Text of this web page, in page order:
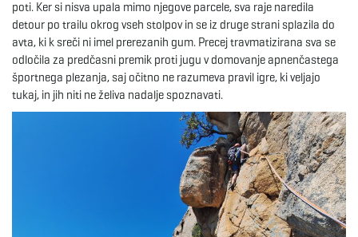
poti. Ker si nisva upala mimo njegove parcele, sva raje naredila
detour po trailu okrog vseh stolpov in se iz druge strani splazila do
avta, ki k sreči ni imel prerezanih gum. Precej travmatizirana sva se
odločila za predčasni premik proti jugu v domovanje apnenčastega
športnega plezanja, saj očitno ne razumeva pravil igre, ki veljajo
tukaj, in jih niti ne želiva nadalje spoznavati.